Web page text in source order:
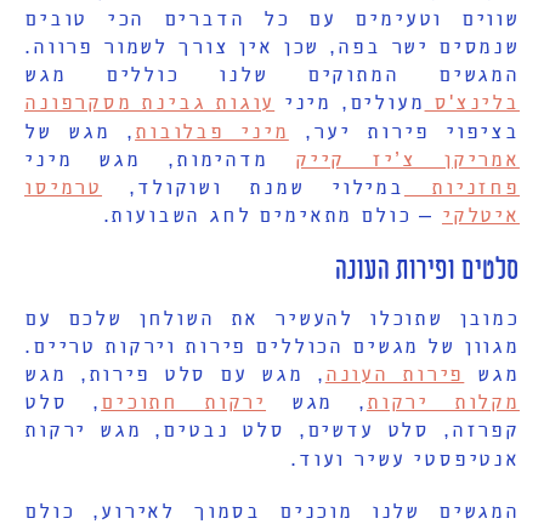
שווים וטעימים עם כל הדברים הכי טובים
שנמסים ישר בפה, שכן אין צורך לשמור פרווה.
המגשים המתוקים שלנו כוללים מגש
בלינצ'ס מעולים, מיני עוגות גבינת מסקרפונה
בציפוי פירות יער, מיני פבלובות,
מגש של
אמריקן צ’יז קייק מדהימות,
מגש מיני
פחזניות
במילוי שמנת ושוקולד,
טרמיסו
איטלקי – כולם מתאימים לחג השבועות.
סלטים ופירות העונה
כמובן שתוכלו להעשיר את השולחן שלכם עם
מגוון של מגשים הכוללים פירות וירקות טריים.
מגש
פירות העונה, מגש עם סלט פירות,
מגש
מקלות ירקות, מגש ירקות חתוכים,
סלט
קפרזה, סלט עדשים, סלט נבטים,
מגש ירקות
אנטיפסטי עשיר ועוד.
המגשים שלנו מוכנים בסמוך לאירוע,
כולם